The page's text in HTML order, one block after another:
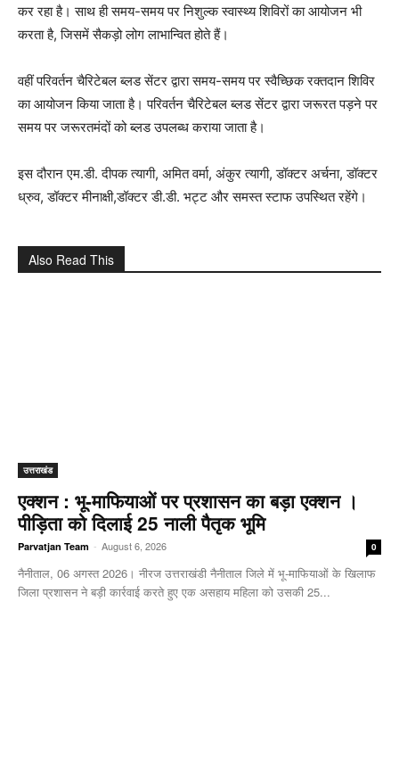
कर रहा है। साथ ही समय-समय पर निशुल्क स्वास्थ्य शिविरों का आयोजन भी
करता है, जिसमें सैकड़ो लोग लाभान्वित होते हैं।
वहीं परिवर्तन चैरिटेबल ब्लड सेंटर द्वारा समय-समय पर स्वैच्छिक रक्तदान शिविर
का आयोजन किया जाता है। परिवर्तन चैरिटेबल ब्लड सेंटर द्वारा जरूरत पड़ने पर
समय पर जरूरतमंदों को ब्लड उपलब्ध कराया जाता है।
इस दौरान एम.डी. दीपक त्यागी, अमित वर्मा, अंकुर त्यागी, डॉक्टर अर्चना, डॉक्टर
ध्रुव, डॉक्टर मीनाक्षी,डॉक्टर डी.डी. भट्ट और समस्त स्टाफ उपस्थित रहेंगे।
Also Read This
उत्तराखंड
एक्शन : भू-माफियाओं पर प्रशासन का बड़ा एक्शन ।
पीड़िता को दिलाई 25 नाली पैतृक भूमि
Parvatjan Team - August 6, 2026 0
नैनीताल, 06 अगस्त 2026। नीरज उत्तराखंडी नैनीताल जिले में भू-माफियाओं के खिलाफ
जिला प्रशासन ने बड़ी कार्रवाई करते हुए एक असहाय महिला को उसकी 25...